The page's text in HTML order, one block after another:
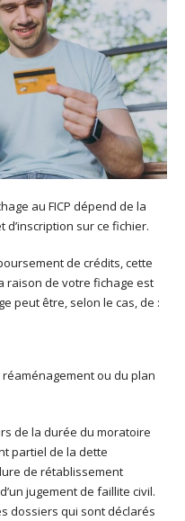
au FICP dépend de la
sur ce fichier.
de crédits, cette
raison de votre fichage est
peut être, selon le cas, de :
ou du plan
de la durée du moratoire
partiel de la dette
de rétablissement
jugement de faillite civil.
dossiers qui sont déclarés